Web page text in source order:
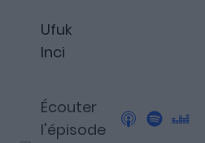
la
et en dette
Ufuk
Inci
Écouter
l'épisode